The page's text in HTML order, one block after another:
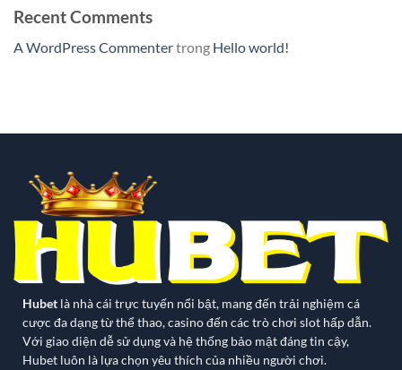
Recent Comments
A WordPress Commentertrong Hello world!
Hubet là nhà cái trực tuyến nổi bật, mang đến trải nghiệm cá
cược đa dạng từ thể thao, casino đến các trò chơi slot hấp dẫn.
Với giao diện dễ sử dụng và hệ thống bảo mật đáng tin cậy,
Hubet luôn là lựa chọn yêu thích của nhiều người chơi.